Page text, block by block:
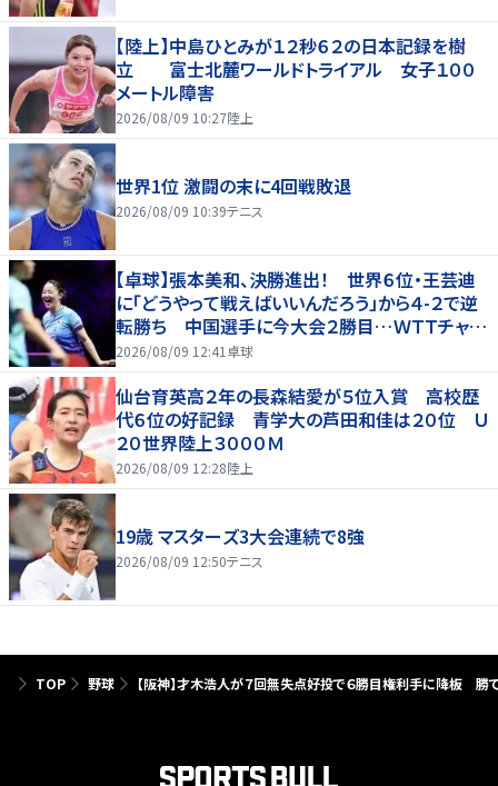
【陸上】中島ひとみが１２秒６２の日本記録を樹
立 富士北麓ワールドトライアル 女子１００
メートル障害
2026/08/09 10:27陸上
世界1位 激闘の末に4回戦敗退
2026/08/09 10:39テニス
【卓球】張本美和、決勝進出！ 世界６位・王芸迪
に「どうやって戦えばいいんだろう」から４-２で逆
転勝ち 中国選手に今大会２勝目…ＷＴＴチャン
ピオンズ横浜
2026/08/09 12:41卓球
仙台育英高２年の長森結愛が５位入賞 高校歴
代６位の好記録 青学大の芦田和佳は２０位 Ｕ
２０世界陸上３０００Ｍ
2026/08/09 12:28陸上
19歳 マスターズ3大会連続で8強
2026/08/09 12:50テニス
TOP 野球 【阪神】才木浩人が７回無失点好投で６勝目権利手に降板